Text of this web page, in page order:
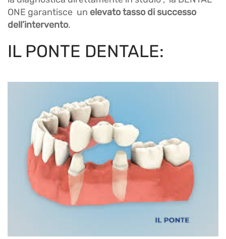
ONE garantisce un elevato tasso di successo
dell’intervento.
IL PONTE DENTALE: